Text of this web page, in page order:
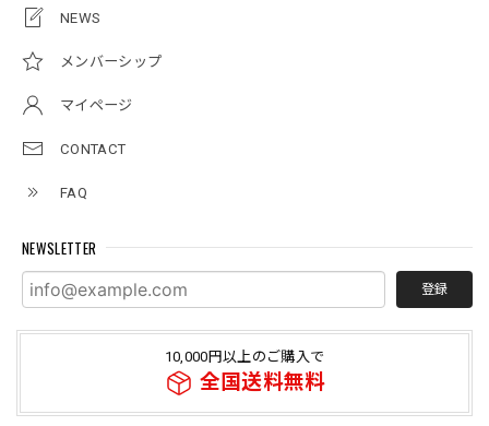
NEWS
メンバーシップ
マイページ
CONTACT
FAQ
NEWSLETTER
登録
10,000円以上のご購入で
全国送料無料